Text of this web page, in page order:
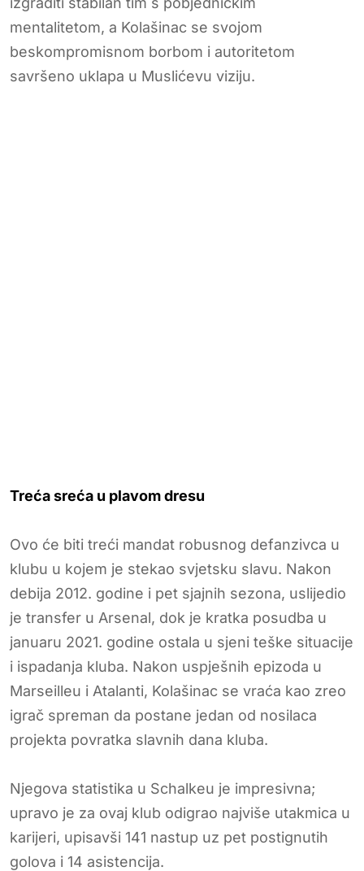
mentalitetom, a Kolašinac se svojom
beskompromisnom borbom i autoritetom
savršeno uklapa u Muslićevu viziju.
Treća sreća u plavom dresu
Ovo će biti treći mandat robusnog defanzivca u
klubu u kojem je stekao svjetsku slavu. Nakon
debija 2012. godine i pet sjajnih sezona, uslijedio
je transfer u Arsenal, dok je kratka posudba u
januaru 2021. godine ostala u sjeni teške situacije
i ispadanja kluba. Nakon uspješnih epizoda u
Marseilleu i Atalanti, Kolašinac se vraća kao zreo
igrač spreman da postane jedan od nosilaca
projekta povratka slavnih dana kluba.
Njegova statistika u Schalkeu je impresivna;
upravo je za ovaj klub odigrao najviše utakmica u
karijeri, upisavši 141 nastup uz pet postignutih
golova i 14 asistencija.